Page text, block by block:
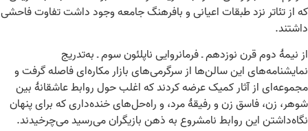
که از تئاتر نزد طبقات اعیانی و بافرهنگ جامعه وجود داشت تفاوت فاحشی
داشتند.
از نیمهٔ دوم قرن نوزدهم ـ فرمانروایی ناپلئون سوم ـ به‌تدریج
نمایشنامه‌های این سالن‌ها از سرگرمی‌های بازار مکاره‌ای فاصله گرفت و
مجموعه‌ای از آثار کمیک عرضه کردند که اغلب حول روابط عاشقانهٔ بین
شوهر، زن، فاسق زن و رفیقهٔ مرد، و راه‌حل‌های خنده‌داری که برای پنهان
نگاه‌داشتن این روابط نامشروع به ذهن بازیگران می‌رسید می‌چرخیدند.